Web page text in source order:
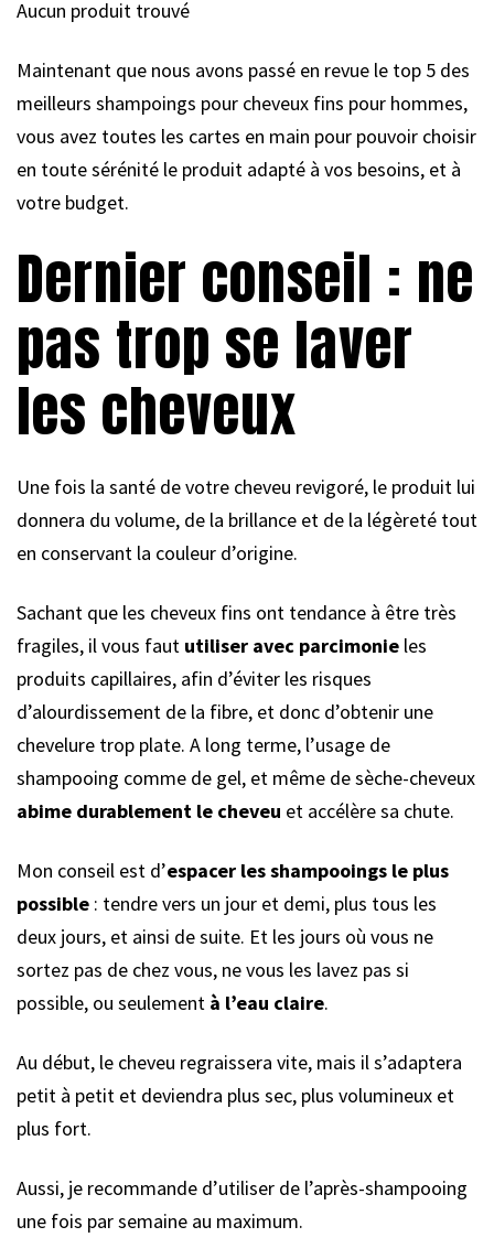
Aucun produit trouvé
Maintenant que nous avons passé en revue le top 5 des
meilleurs shampoings pour cheveux fins pour hommes,
vous avez toutes les cartes en main pour pouvoir choisir
en toute sérénité le produit adapté à vos besoins, et à
votre budget.
Dernier conseil : ne
pas trop se laver
les cheveux
Une fois la santé de votre cheveu revigoré, le produit lui
donnera du volume, de la brillance et de la légèreté tout
en conservant la couleur d’origine.
Sachant que les cheveux fins ont tendance à être très
fragiles, il vous faut utiliser avec parcimonie les
produits capillaires, afin d’éviter les risques
d’alourdissement de la fibre, et donc d’obtenir une
chevelure trop plate. A long terme, l’usage de
shampooing comme de gel, et même de sèche-cheveux
abime durablement le cheveu et accélère sa chute.
Mon conseil est d’espacer les shampooings le plus
possible : tendre vers un jour et demi, plus tous les
deux jours, et ainsi de suite. Et les jours où vous ne
sortez pas de chez vous, ne vous les lavez pas si
possible, ou seulement à l’eau claire.
Au début, le cheveu regraissera vite, mais il s’adaptera
petit à petit et deviendra plus sec, plus volumineux et
plus fort.
Aussi, je recommande d’utiliser de l’après-shampooing
une fois par semaine au maximum.